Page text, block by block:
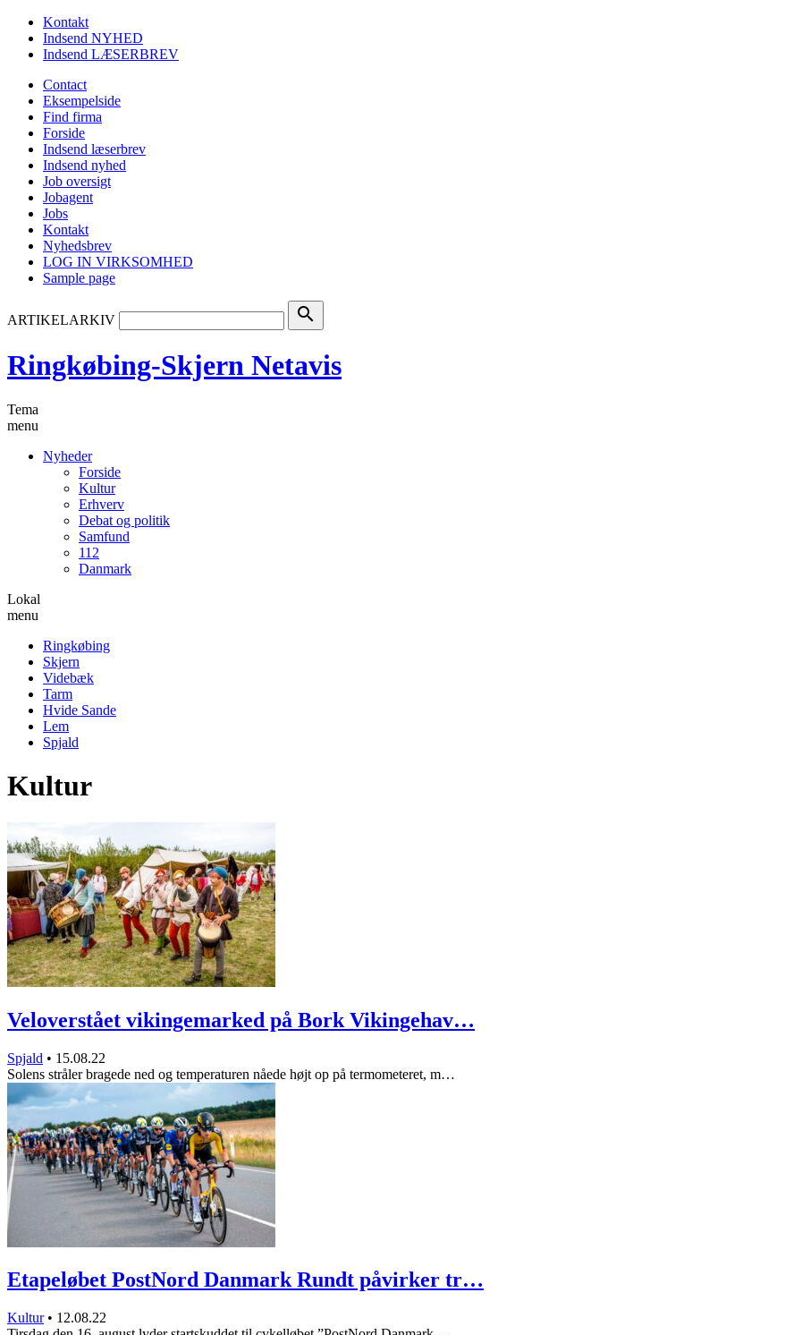
Kontakt
Indsend NYHED
Indsend LÆSERBREV
Contact
Eksempelside
Find firma
Forside
Indsend læserbrev
Indsend nyhed
Job oversigt
Jobagent
Jobs
Kontakt
Nyhedsbrev
LOG IN VIRKSOMHED
Sample page
ARTIKELARKIV search
Ringkøbing-Skjern Netavis
Tema
menu
Nyheder
Forside
Kultur
Erhverv
Debat og politik
Samfund
112
Danmark
Lokal
menu
Ringkøbing
Skjern
Videbæk
Tarm
Hvide Sande
Lem
Spjald
Kultur
Veloverstået vikingemarked på Bork Vikingehav…
Spjald • 15.08.22
Solens stråler bragede ned og temperaturen nåede højt op på termometeret, m…
Etapeløbet PostNord Danmark Rundt påvirker tr…
Kultur • 12.08.22